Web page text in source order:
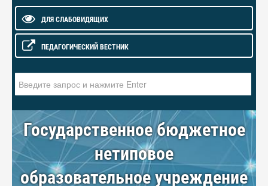
ДЛЯ СЛАБОВИДЯЩИХ
ПЕДАГОГИЧЕСКИЙ ВЕСТНИК
Государственное бюджетное
нетиповое
образовательное учреждение